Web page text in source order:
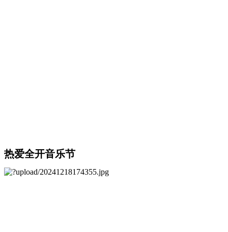
热爱全开音乐节